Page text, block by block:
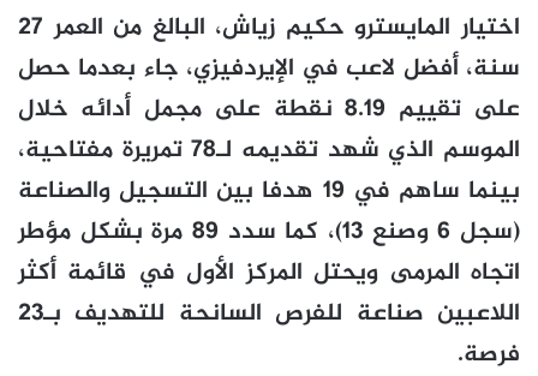
اختيار المايسترو حكيم زياش، البالغ من العمر 27
سنة، أفضل لاعب في الإيردفيزي، جاء بعدما حصل
على تقييم 8.19 نقطة على مجمل أدائه خلال
الموسم الذي شهد تقديمه لـ78 تمريرة مفتاحية،
بينما ساهم في 19 هدفا بين التسجيل والصناعة
(سجل 6 وصنع 13)، كما سدد 89 مرة بشكل مؤطر
اتجاه المرمى ويحتل المركز الأول في قائمة أكثر
اللاعبين صناعة للفرص السانحة للتهديف بـ23
فرصة.